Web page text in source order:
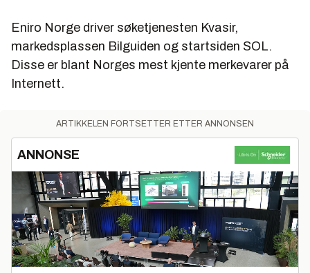
Eniro Norge driver søketjenesten Kvasir,
markedsplassen Bilguiden og startsiden SOL.
Disse er blant Norges mest kjente merkevarer på
Internett.
ARTIKKELEN FORTSETTER ETTER ANNONSEN
ANNONSE